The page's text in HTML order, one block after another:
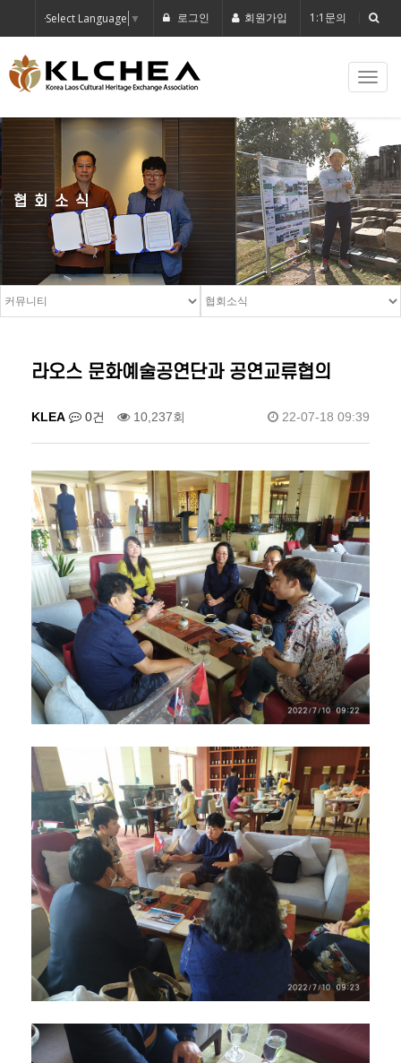
Select Language ▼ 로그인 회원가입 1:1문의
협회소식
라오스 문화예술공연단과 공연교류협의
KLEA 0건 10,237회 22-07-18 09:39